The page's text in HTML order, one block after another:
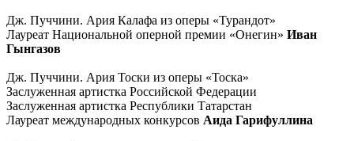
Дж. Пуччини. Ария Калафа из оперы «Турандот»
Лауреат Национальной оперной премии «Онегин» Иван
Гынгазов
Дж. Пуччини. Ария Тоски из оперы «Тоска»
Заслуженная артистка Российской Федерации
Заслуженная артистка Республики Татарстан
Лауреат международных конкурсов Аида Гарифуллина